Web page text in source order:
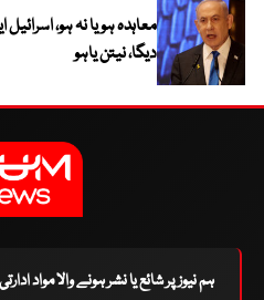
معاہدہ ہو یا نہ ہو،
دیگا، نیتن یاہو
ہم نیوز پر شائع یا نشر ہونے والا مواد